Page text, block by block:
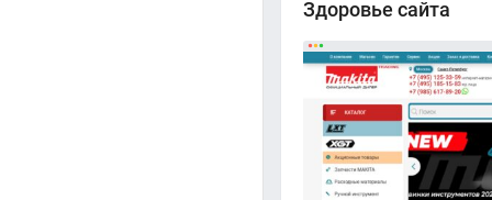
Здоровье сайта